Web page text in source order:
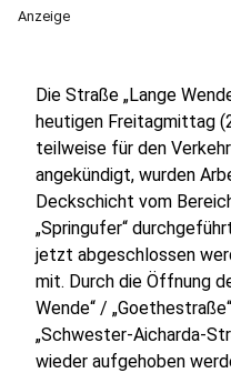
Anzeige
Die Straße „Lange
heutigen Freitagmittag
teilweise für den
angekündigt, wurden
Deckschicht vom
„Springufer“
jetzt abgeschlossen
mit. Durch die Öffnung
Wende“ /
„Schwester-Aicharda-
wieder aufgehoben